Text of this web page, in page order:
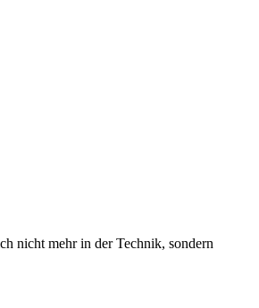
nicht mehr in der Technik, sondern